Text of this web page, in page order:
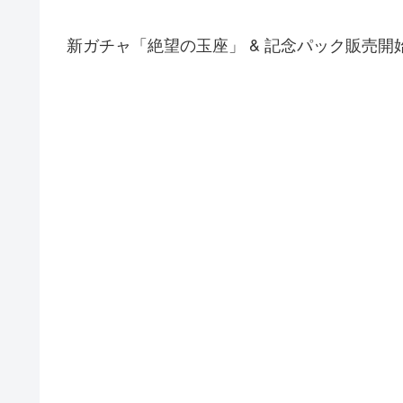
新ガチャ「絶望の玉座」 & 記念パック販売開